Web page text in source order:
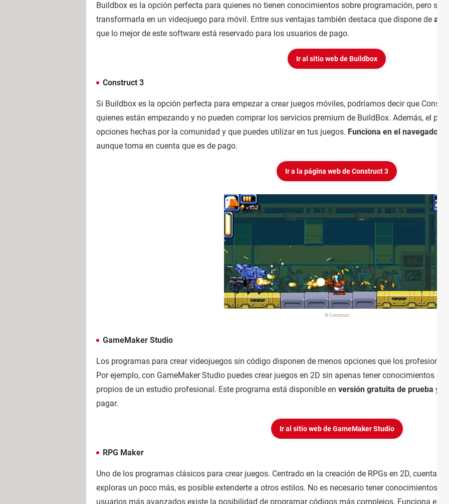
Buildbox es la opción perfecta para quienes no tienen conocimientos sobre programación, pero sí
transformarla en un videojuego para móvil. Entre sus ventajas también destaca que dispone de
que lo mejor de este software está reservado para los usuarios de pago.
Ir al sitio web de Buildbox
Construct 3
Si Buildbox es la opción perfecta para empezar a crear juegos móviles, podríamos decir que
quienes están empezando y no pueden comprar los servicios premium de BuildBox. Además, el
opciones hechas por la comunidad y que puedes utilizar en tus juegos. Funciona en el navegador
aunque toma en cuenta que es de pago.
Ir a la página web de Construct 3
© Construct
GameMaker Studio
Los programas para crear videojuegos sin código disponen de menos opciones que los
Por ejemplo, con GameMaker Studio puedes crear juegos en 2D sin apenas tener conocimientos de
propios de un estudio profesional. Este programa está disponible en versión gratuita de prueba y
pagar.
Ir al sitio web de GameMaker Studio
RPG Maker
Uno de los programas clásicos para crear juegos. Centrado en la creación de RPGs en 2D, cuenta
exploras un poco más, es posible extenderte a otros estilos. No es necesario tener conocimientos
usuarios más avanzados existe la posibilidad de programar códigos más complejos. Funciona en